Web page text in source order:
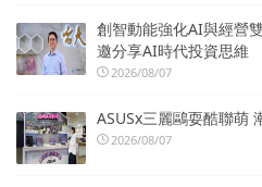
創智動能強化AI與經營
邀分享AI時代投資思維
2026/08/07
ASUSx三麗鷗耍酷聯萌
2026/08/07